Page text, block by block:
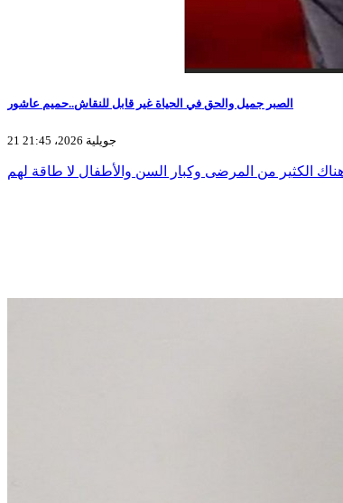
الصبر جميل والحق في الحياة غير قابل للنقاش..حميم عاشور
21 جويلية 2026، 21:45